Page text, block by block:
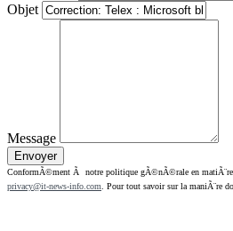
Objet
Message
ConformÃ©ment Ã notre politique gÃ©nÃ©rale en matiÃ¨re
privacy@it-news-info.com . Pour tout savoir sur la maniÃ¨re